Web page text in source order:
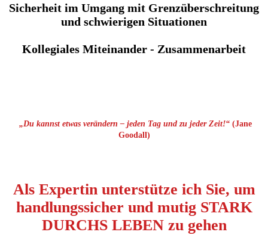
Sicherheit im Umgang mit Grenzüberschreitung
und schwierigen Situationen
Kollegiales Miteinander - Zusammenarbeit
„Du kannst etwas verändern – jeden Tag und zu jeder Zeit!“(Jane
Goodall)
Als Expertin unterstütze ich Sie, um
handlungssicher und mutig STARK
DURCHS LEBEN zu gehen